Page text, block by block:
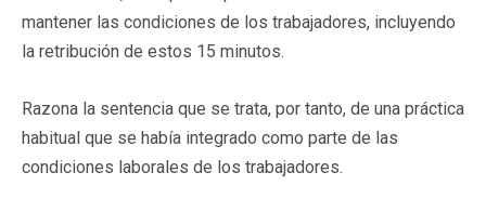
mantener las condiciones de los trabajadores, incluyendo
la retribución de estos 15 minutos.
Razona la sentencia que se trata, por tanto, de una práctica
habitual que se había integrado como parte de las
condiciones laborales de los trabajadores.